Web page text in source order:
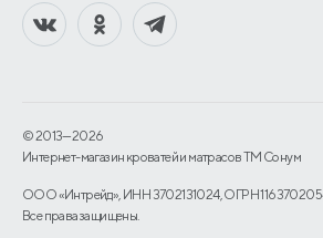
© 2013—2026
Интернет-магазин кроватей и матрасов TM Сонум
ООО «Интрейд», ИНН 3702131024, ОГРН
Все права защищены.